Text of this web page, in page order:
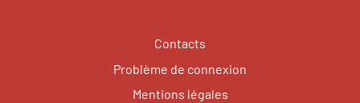
Contacts
Problème de connexion
Mentions légales